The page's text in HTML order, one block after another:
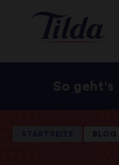
So geht's
BLOG